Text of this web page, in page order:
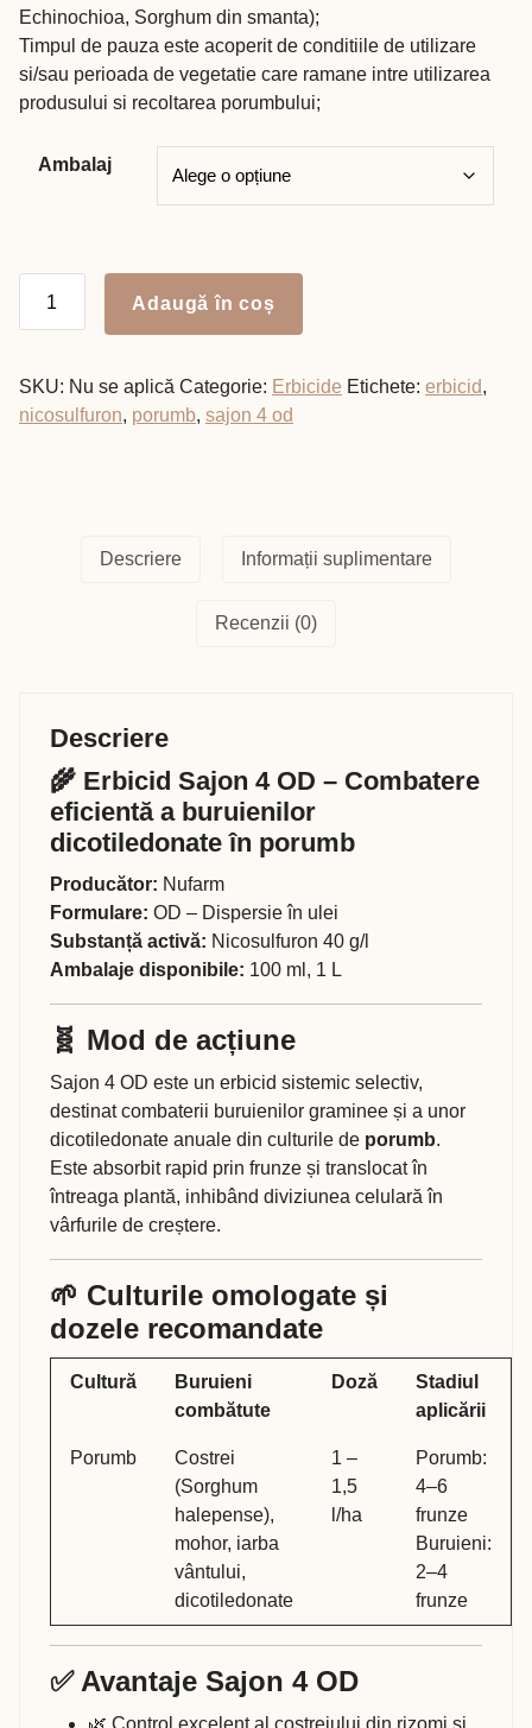
Echinochioa, Sorghum din smanta);
Timpul de pauza este acoperit de conditiile de utilizare
si/sau perioada de vegetatie care ramane intre utilizarea
produsului si recoltarea porumbului;
Ambalaj
SAJON
Adaugă în coș
SKU: Nu se aplică Categorie: Erbicide Etichete: erbicid,
nicosulfuron, porumb, sajon 4 od
Descriere Informații suplimentare
Recenzii (0)
Descriere
🌾 Erbicid Sajon 4 OD – Combatere
eficientă a buruienilor
dicotiledonate în porumb
Producător: Nufarm
Formulare: OD – Dispersie în ulei
Substanță activă: Nicosulfuron 40 g/l
Ambalaje disponibile: 100 ml, 1 L
🧬 Mod de acțiune
Sajon 4 OD este un erbicid sistemic selectiv,
destinat combaterii buruienilor graminee și a unor
dicotiledonate anuale din culturile de porumb.
Este absorbit rapid prin frunze și translocat în
întreaga plantă, inhibând diviziunea celulară în
vârfurile de creștere.
🌱 Culturile omologate și
dozele recomandate
Cultură
Buruieni
combătute
Doză
Stadiul
aplicării
Porumb
Costrei
(Sorghum
halepense),
mohor, iarba
vântului,
dicotiledonate
1 –
1,5
l/ha
Porumb:
4–6
frunze
Buruieni:
2–4
frunze
✅ Avantaje Sajon 4 OD
🌿 Control excelent al costreiului din rizomi și